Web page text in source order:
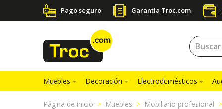
Pago seguro Garantía Troc.com
Muebles Decoración Electrodomésticos
Página de inicio Muebles Mobiliario profesional